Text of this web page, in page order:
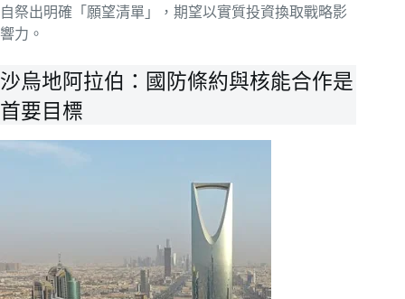
自祭出明確「願望清單」，期望以實質投資換取戰略影
響力。
沙烏地阿拉伯：國防條約與核能合作是
首要目標